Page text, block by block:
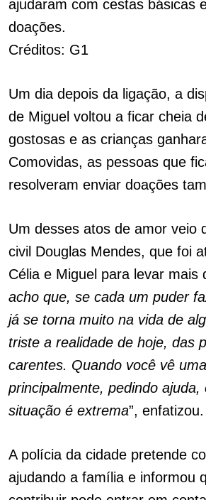
ajudaram com cestas básicas
doações.
Créditos: G1
Um dia depois da ligação, a
de Miguel voltou a ficar cheia
gostosas e as crianças
Comovidas, as pessoas que
resolveram enviar doações
Um desses atos de amor veio
civil Douglas Mendes, que foi
Célia e Miguel para levar mais
acho que, se cada um puder
já se torna muito na vida de
triste a realidade de hoje, das
carentes. Quando você vê
principalmente, pedindo ajuda,
situação é extrema”, enfatizou.
A polícia da cidade pretende
ajudando a família e informou